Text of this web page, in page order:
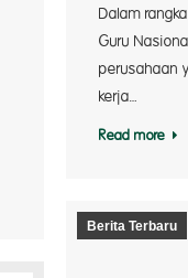
Dalam
Guru
perusahaan
kerja…
Read more
Berita Terbaru